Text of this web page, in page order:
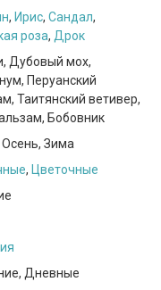
, Ирис, Сандал,
роза, Дрок
Дубовый мох,
Перуанский
Таитянский ветивер,
Бобовник
Осень, Зима
, Цветочные
Дневные